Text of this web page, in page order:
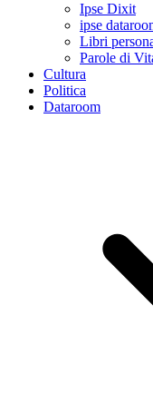
Ipse Dixit
ipse
Libri
Parole di
Cultura
Politica
Dataroom